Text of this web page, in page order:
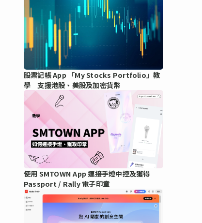
股票記帳 App 「My Stocks Portfolio」教
學 支援港股、美股及加密貨幣
使用 SMTOWN App 連接手燈中控及獲得
Passport / Rally 電子印章